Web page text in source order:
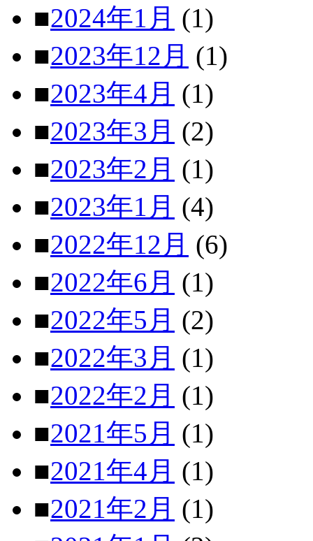
■2024年1月 (1)
■2023年12月 (1)
■2023年4月 (1)
■2023年3月 (2)
■2023年2月 (1)
■2023年1月 (4)
■2022年12月 (6)
■2022年6月 (1)
■2022年5月 (2)
■2022年3月 (1)
■2022年2月 (1)
■2021年5月 (1)
■2021年4月 (1)
■2021年2月 (1)